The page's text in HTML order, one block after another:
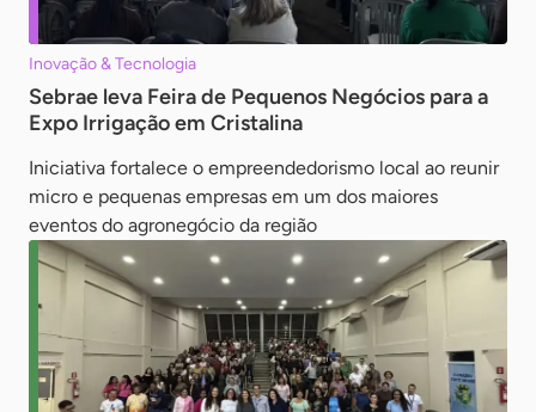
Inovação & Tecnologia
Sebrae leva Feira de Pequenos Negócios para a
Expo Irrigação em Cristalina
Iniciativa fortalece o empreendedorismo local ao reunir
micro e pequenas empresas em um dos maiores
eventos do agronegócio da região